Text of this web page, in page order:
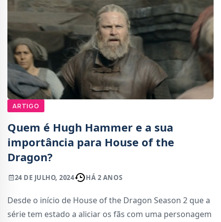
ARTIGO
Quem é Hugh Hammer e a sua
importância para House of the
Dragon?
24 DE JULHO, 2024 HÁ 2 ANOS
Desde o início de House of the Dragon Season 2 que a
série tem estado a aliciar os fãs com uma personagem